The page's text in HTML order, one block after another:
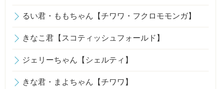
るい君・ももちゃん【チワワ・フクロモモンガ】
きなこ君【スコティッシュフォールド】
ジェリーちゃん【シェルティ】
きな君・まよちゃん【チワワ】